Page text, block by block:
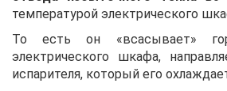
температурой электрического
То есть он «всасывает»
электрического шкафа,
испарителя, который его